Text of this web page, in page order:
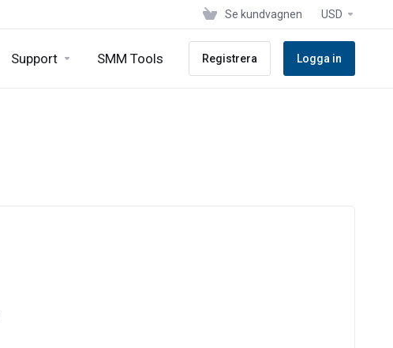
Se kundvagnen USD
Support SMM Tools Registrera Logga in